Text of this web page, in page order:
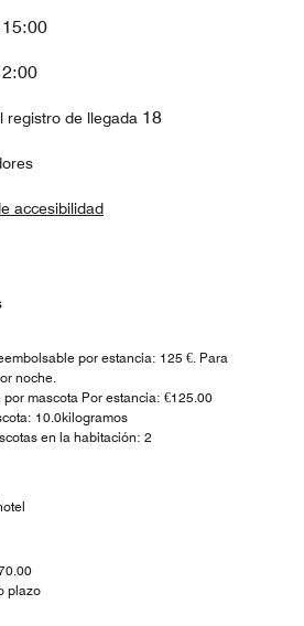
15:00
registro de llegada 18
accesibilidad
por estancia: 125 €. Para
noche.
mascota Por estancia: €125.00
10.0kilogramos
en la habitación: 2
plazo